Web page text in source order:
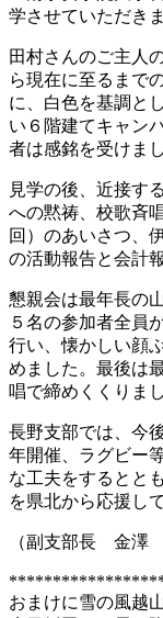
学させていただき
田村さんのご主人
ら現在に至るまで
に、白色を基調と
い６階建てキャン
者は感銘を受けまし
見学の後、近接す
への黙祷、校歌斉
回）のあいさつ、
の活動報告と会計
懇親会は最年長の
５名の参加者全員
行い、懐かしい顔
めました。最後は
唱で締めくくりまし
長野支部では、今
年開催、ラグビー
な工夫をするとと
を県北から応援し
（副支部長 金澤
おまけに雪の風越